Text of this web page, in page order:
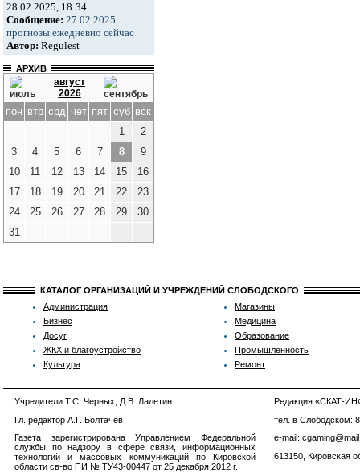
28.02.2025, 18:34
Сообщение: 27.02.2025
прогнозы ежедневно сейчас
Автор: Regulest
АРХИВ
август
2026
пон втр срд чет пят суб вск
1
2
3
4 5 6 7 8
9
10
11 12 13 14 15
16
17
18 19 20 21 22
23
24
25 26 27 28 29
30
31
КАТАЛОГ ОРГАНИЗАЦИЙ И УЧРЕЖДЕНИЙ СЛОБОДСКОГО
Администрация
Бизнес
Досуг
ЖКХ и благоустройство
Культура
Магазины
Медицина
Образование
Промышленность
Ремонт
Учредители Т.С. Черных, Д.В. Лалетин
Гл. редактор А.Г. Болтачев
Газета зарегистрирована Управлением Федеральной
службы по надзору в сфере связи, информационных
технологий и массовых коммуникаций по Кировской
области св-во ПИ № ТУ43-00447 от 25 декабря 2012 г.
Редакция «СКАТ-
тел. в Слободском:
e-mail:
613150, Кировская